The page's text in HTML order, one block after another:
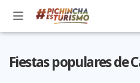
Fiestas populares de